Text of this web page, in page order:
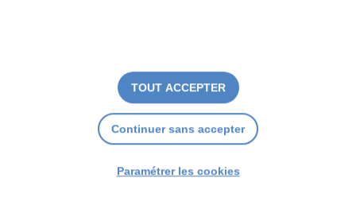
TOUT ACCEPTER
Continuer sans accepter
Paramétrer les cookies